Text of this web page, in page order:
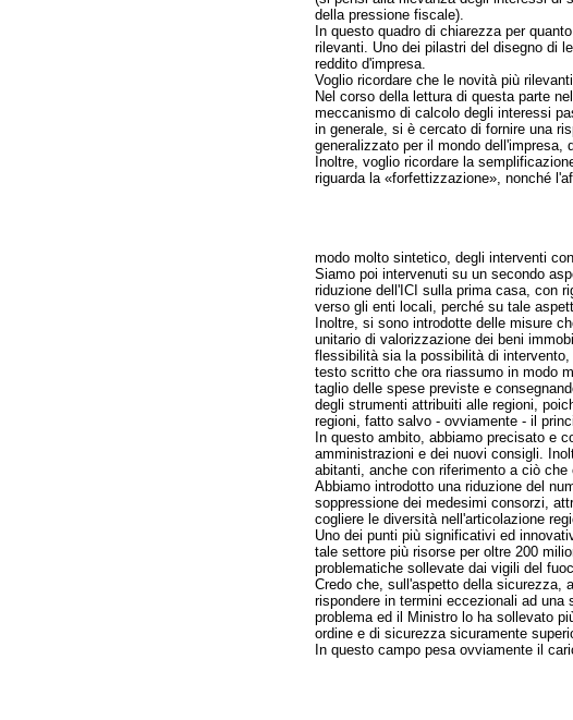
della pressione fiscale).
In questo quadro di chiarezza per
rilevanti. Uno dei pilastri del disegno di
reddito d'impresa.
Voglio ricordare che le novità più
Nel corso della lettura di questa parte
meccanismo di calcolo degli interessi
in generale, si è cercato di fornire una
generalizzato per il mondo dell'impresa,
Inoltre, voglio ricordare la
riguarda la «forfettizzazione», nonché
modo molto sintetico, degli interventi
Siamo poi intervenuti su un secondo
riduzione dell'ICI sulla prima casa, con
verso gli enti locali, perché su tale
Inoltre, si sono introdotte delle misure
unitario di valorizzazione dei beni
flessibilità sia la possibilità di
testo scritto che ora riassumo in modo
taglio delle spese previste e
degli strumenti attribuiti alle regioni,
regioni, fatto salvo - ovviamente - il
In questo ambito, abbiamo precisato e
amministrazioni e dei nuovi consigli.
abitanti, anche con riferimento a ciò
Abbiamo introdotto una riduzione del
soppressione dei medesimi consorzi,
cogliere le diversità nell'articolazione
Uno dei punti più significativi ed
tale settore più risorse per oltre 200
problematiche sollevate dai vigili del
Credo che, sull'aspetto della sicurezza,
rispondere in termini eccezionali ad
problema ed il Ministro lo ha sollevato
ordine e di sicurezza sicuramente
In questo campo pesa ovviamente il